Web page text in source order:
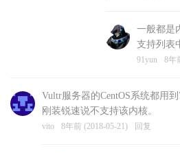
一般都是
支持列表
91yun 8年
Vultr服务器的CentOS系统都用
刚装锐速说不支持该内核。
vito 8年前 (2018-05-21) 回复